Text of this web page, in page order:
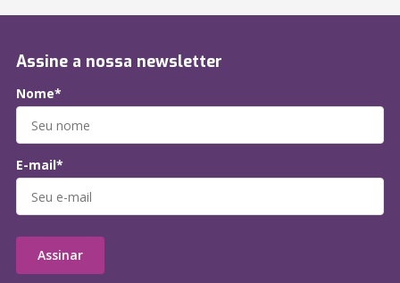
Assine a nossa newsletter
Nome*
E-mail*
Assinar